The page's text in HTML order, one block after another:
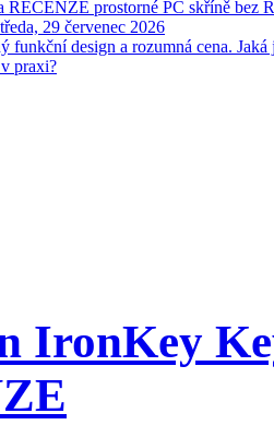
RECENZE prostorné PC skříně bez
29 červenec 2026
funkční design a rozumná cena. Jaká
praxi?
IronKey